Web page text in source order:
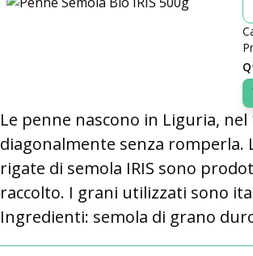
Le penne nascono in Liguria,
diagonalmente senza romperla.
rigate di semola IRIS sono
raccolto. I grani utilizzati sono
Ingredienti: semola di grano